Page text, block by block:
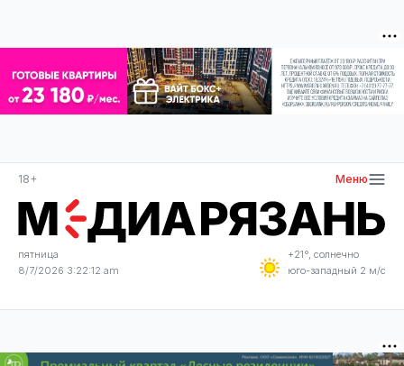
18+ Меню
пятница
8/7/2026 3:22:12 am
+21°, солнечно
юго-западный 2 м/с